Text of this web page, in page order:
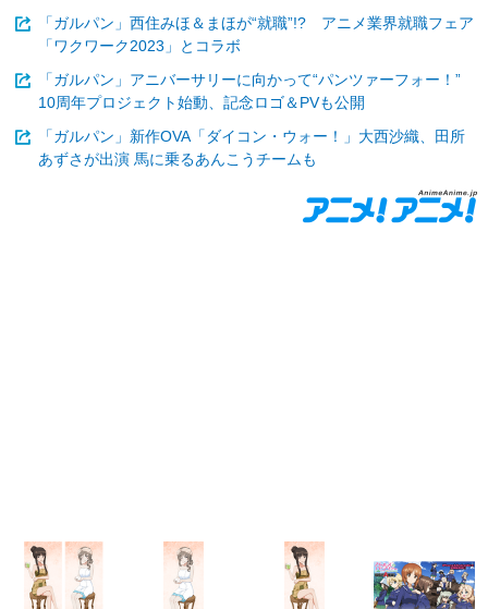
「ガルパン」西住みほ＆まほが“就職”!? アニメ業界就職フェア
「ワクワーク2023」とコラボ
「ガルパン」アニバーサリーに向かって“パンツァーフォー！”
10周年プロジェクト始動、記念ロゴ＆PVも公開
「ガルパン」新作OVA「ダイコン・ウォー！」大西沙織、田所
あずさが出演 馬に乗るあんこうチームも